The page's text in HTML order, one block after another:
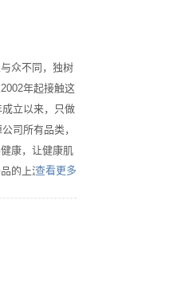
众不同，独树
年起接触这
立以来，只做
司所有品类，
康，让健康肌
的上游企业 ，
查看更多